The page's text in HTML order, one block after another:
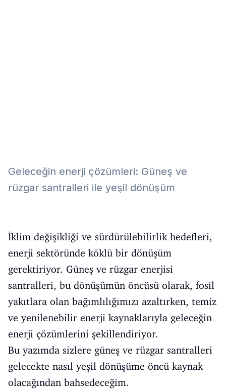
Geleceğin enerji çözümleri: Güneş ve
rüzgar santralleri ile yeşil dönüşüm
İklim değişikliği ve sürdürülebilirlik hedefleri,
enerji sektöründe köklü bir dönüşüm
gerektiriyor. Güneş ve rüzgar enerjisi
santralleri, bu dönüşümün öncüsü olarak, fosil
yakıtlara olan bağımlılığımızı azaltırken, temiz
ve yenilenebilir enerji kaynaklarıyla geleceğin
enerji çözümlerini şekillendiriyor.
Bu yazımda sizlere güneş ve rüzgar santralleri
gelecekte nasıl yeşil dönüşüme öncü kaynak
olacağından bahsedeceğim.